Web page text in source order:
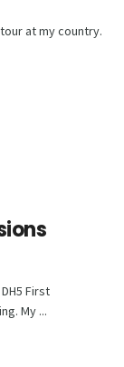
at my country.
First
My ...